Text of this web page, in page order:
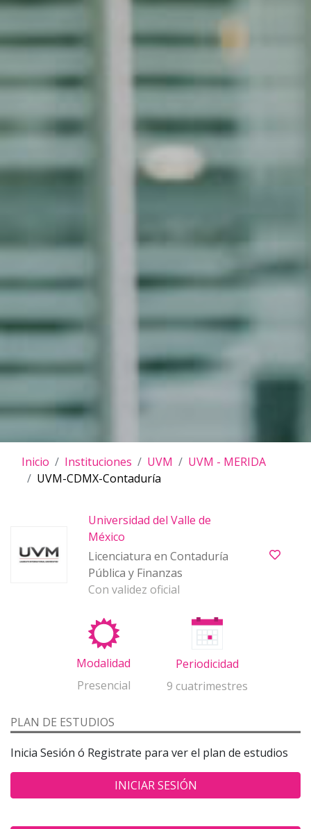
Inicio Instituciones UVM
UVM - MERIDA
UVM-CDMX-Contaduría
Universidad del Valle de
México
Licenciatura en Contaduría
Pública y Finanzas
Con validez oficial
Modalidad
Presencial
Periodicidad
9 cuatrimestres
PLAN DE ESTUDIOS
Inicia Sesión ó Registrate para ver el plan de estudios
INICIAR SESIÓN